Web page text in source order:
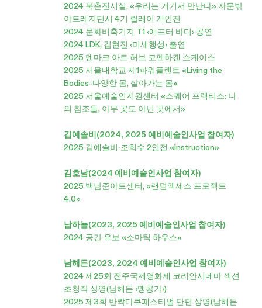
2024 북촌전시실, «우리는 거기서 만난다» 자문밖
아트레지던시 4기 릴레이 개인전
2024 문화비축기지 T1 ‹애프터 바디› 공연
2024 LDK, 김현진 ‹미세행성› 출연
2025 덴마크 아트 허브 코펜하겐 쇼케이스
2025 서울대학교 제1파워플랜트 «Living the
Bodies-다양한 몸, 살아가는 몸»
2025 서울예술인지원센터 «스퀘어 프랙티스: 나
의 참조들, 아무 곳도 아닌 곳에서»
김예솔비(2024, 2025 예비예술인사업 참여자)
2025 김예솔비∙조희수 2인전 «Instruction»
김호남(2024 예비예술인사업 참여자)
2025 백남준아트센터, «랜덤엑세스 프로젝트
4.0»
남하늘(2023, 2025 예비예술인사업 참여자)
2024 공간 유보 «소마틱 하우스»
남해든(2023, 2024 예비예술인사업 참여자)
2024 제25회 전주국제영화제 코리안시네마 섹션
초청작 상영(남해든 ‹맹꽁가›)
2025 제3회 반짝다큐페스티벌 단편 상영(남해든